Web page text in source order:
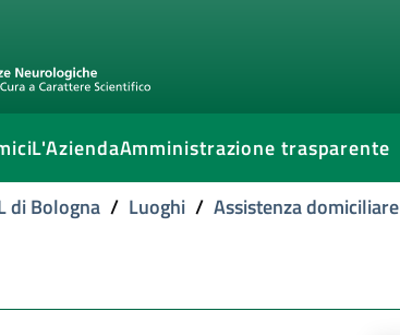
L'AziendaAmministrazione trasparente
di Bologna / Luoghi / Assistenza domiciliare